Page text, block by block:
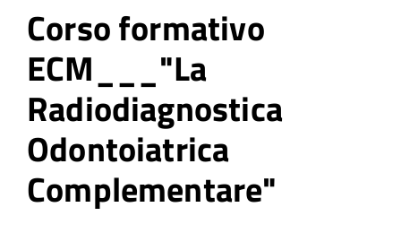
Corso formativo
ECM___"La
Radiodiagnostica
Odontoiatrica
Complementare"